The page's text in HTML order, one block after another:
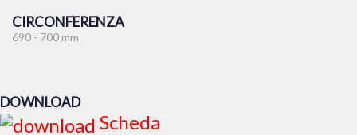
CIRCONFERENZA
690 - 700 mm
DOWNLOAD
Scheda